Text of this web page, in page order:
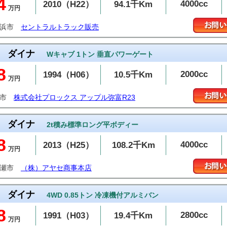
万円 2010（H22） 94.1千Km 4000cc
市 セントラルトラック販売
ダイナ Wキャブ 1トン 垂直パワーゲート
万円 1994（H06） 10.5千Km 2000cc
株式会社プロックス アップル弥富R23
ダイナ 2t積み標準ロング平ボディー
万円 2013（H25） 108.2千Km 4000cc
市 （株）アヤセ商事本店
ダイナ 4WD 0.85トン 冷凍機付アルミバン
万円 1991（H03） 19.4千Km 2800cc